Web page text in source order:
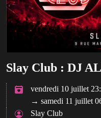
Slay Club : DJ
vendredi 10 juillet
→ samedi 11 juillet
Slay Club